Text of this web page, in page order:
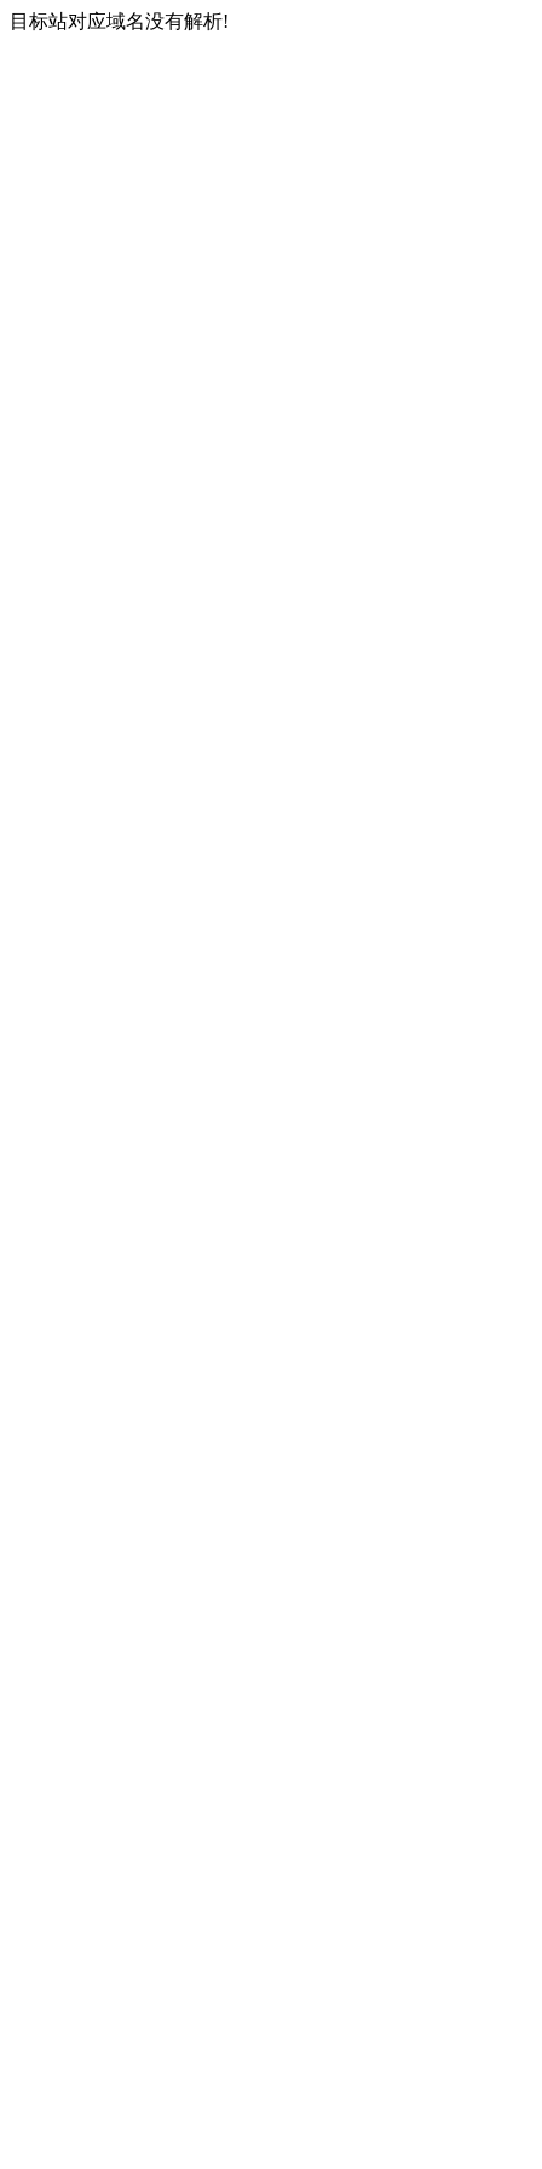
目标站对应域名没有解析!